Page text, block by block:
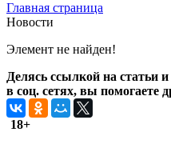
Главная страница
Новости
Элемент не найден!
Делясь ссылкой на статьи
в соц. сетях, вы помогаете
18+